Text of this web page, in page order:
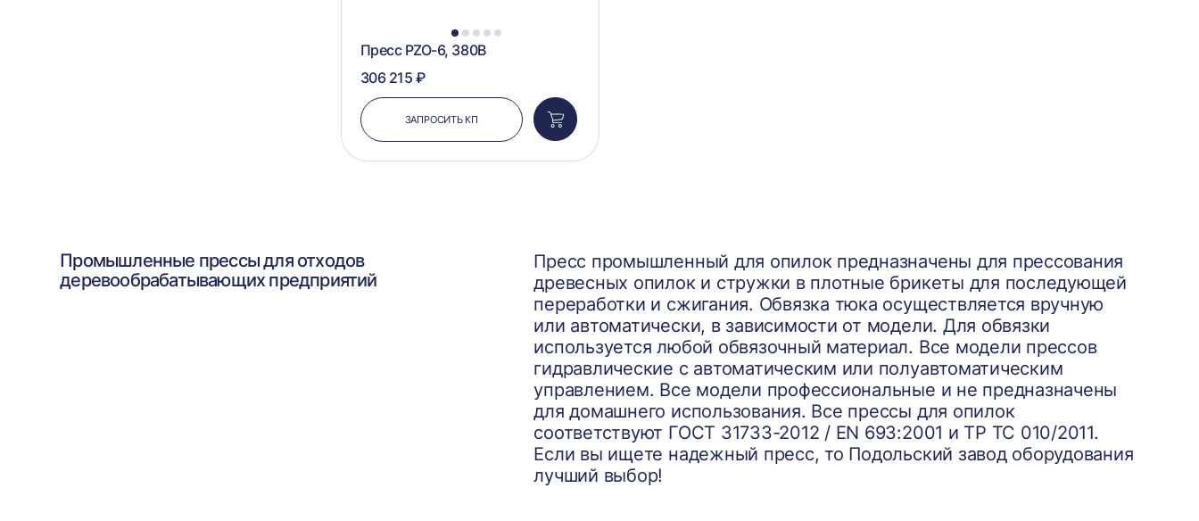
1 2 3 4 5
Пресс PZO-6, 380В
306 215 ₽
ЗАПРОСИТЬ КП
Добавить
в
корзину
Промышленные прессы для отходов
деревообрабатывающих предприятий
Пресс промышленный для опилок предназначены для прессования
древесных опилок и стружки в плотные брикеты для последующей
переработки и сжигания. Обвязка тюка осуществляется вручную
или автоматически, в зависимости от модели. Для обвязки
используется любой обвязочный материал. Все модели прессов
гидравлические с автоматическим или полуавтоматическим
управлением. Все модели профессиональные и не предназначены
для домашнего использования. Все прессы для опилок
соответствуют ГОСТ 31733-2012 / EN 693:2001 и ТР ТС 010/2011.
Если вы ищете надежный пресс, то Подольский завод оборудования
лучший выбор!